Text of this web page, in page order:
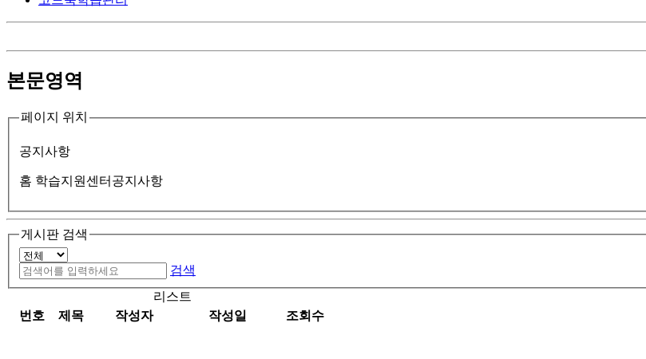
본문영역
페이지 위치
공지사항
홈 학습지원센터 공지사항
게시판 검색
검색
리스트
번호
제목 작성자 작성일 조회수